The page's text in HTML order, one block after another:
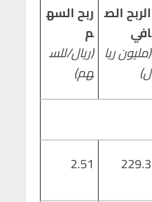
الربح الص
افي
(مليون ريا
ل)
ربح السه
م
(ريال/للس
هم)
229.3
2.51